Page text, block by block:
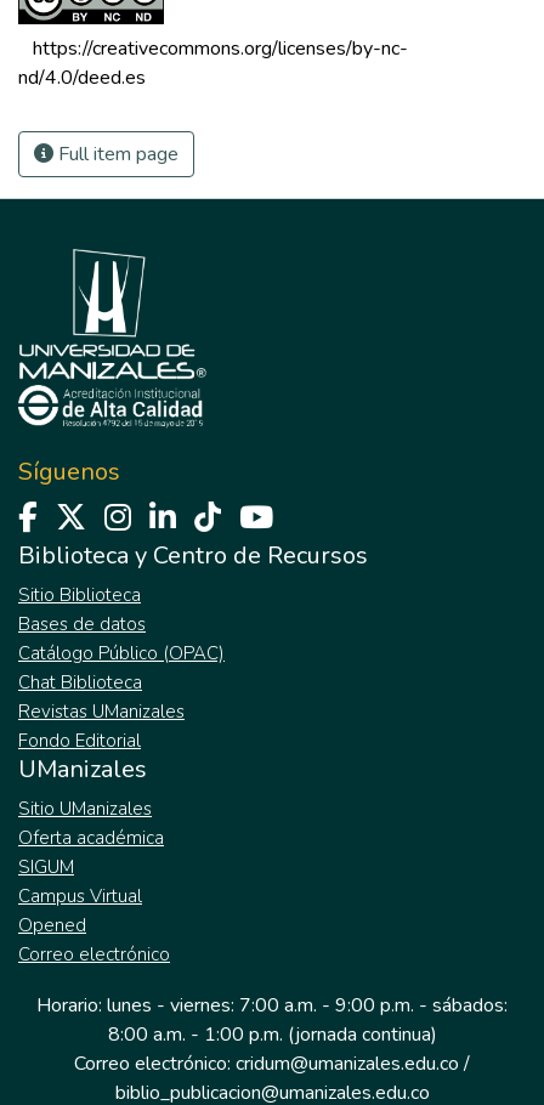
https://creativecommons.org/licenses/by-nc-
nd/4.0/deed.es
Full item page
Síguenos
Biblioteca y Centro de Recursos
Sitio Biblioteca
Bases de datos
Catálogo Público (OPAC)
Chat Biblioteca
Revistas UManizales
Fondo Editorial
UManizales
Sitio UManizales
Oferta académica
SIGUM
Campus Virtual
Opened
Correo electrónico
Horario: lunes - viernes: 7:00 a.m. - 9:00 p.m. - sábados:
8:00 a.m. - 1:00 p.m. (jornada continua)
Correo electrónico: cridum@umanizales.edu.co /
biblio_publicacion@umanizales.edu.co